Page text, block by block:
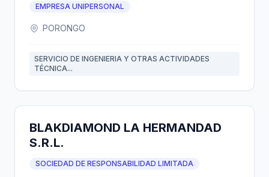
EMPRESA UNIPERSONAL
PORONGO
SERVICIO DE INGENIERIA Y OTRAS ACTIVIDADES
TÉCNICA...
BLAKDIAMOND LA HERMANDAD
S.R.L.
SOCIEDAD DE RESPONSABILIDAD LIMITADA